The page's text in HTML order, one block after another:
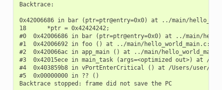
Backtrace:
0x42006686 in bar (ptr=ptr@entry=0x0) at ../main/
18      *ptr = 0x42424242;
#0  0x42006686 in bar (ptr=ptr@entry=0x0) at ../main/
#1  0x42006692 in foo () at ../main/hello_world_main.c:22
#2  0x420066ac in app_main () at ../main/
#3  0x42015ece in main_task (args=<optimized out>) at /
#4  0x403859b8 in vPortEnterCritical () at /Users/user/
#5  0x00000000 in ?? ()
Backtrace stopped: frame did not save the PC